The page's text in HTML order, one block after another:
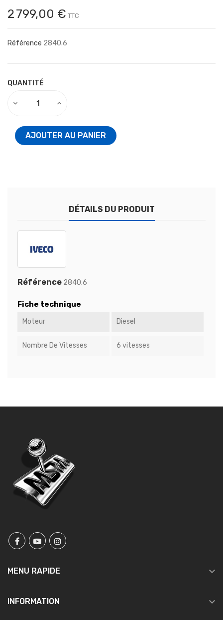
2 799,00 € TTC
Référence 2840.6
QUANTITÉ
AJOUTER AU PANIER
DÉTAILS DU PRODUIT
Référence 2840.6
Fiche technique
Moteur Diesel
Nombre De Vitesses 6 vitesses
MENU RAPIDE 
INFORMATION 